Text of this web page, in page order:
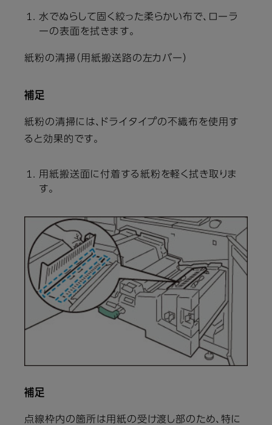
水でぬらして固く絞った柔らかい布で、ローラ
ーの表面を拭きます。
紙粉の清掃（用紙搬送路の左カバー）
補足
紙粉の清掃には、ドライタイプの不織布を使用す
ると効果的です。
用紙搬送面に付着する紙粉を軽く拭き取りま
す。
補足
点線枠内の箇所は用紙の受け渡し部のため、特に